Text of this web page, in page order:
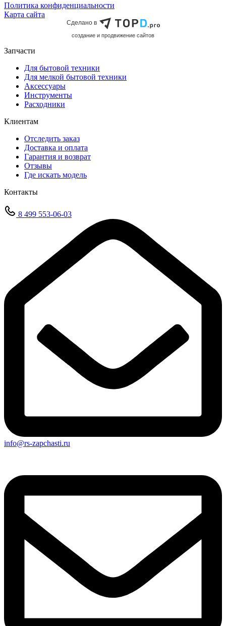
Политика конфиденциальности
Карта сайта
Сделано в
cоздание и продвижение сайтов
Запчасти
Для бытовой техники
Для мелкой бытовой техники
Аксессуары
Инструменты
Расходники
Клиентам
Отследить заказ
Доставка и оплата
Гарантия и возврат
Отзывы
Где искать модель
Контакты
8 499 553-06-03
info@rs-zapchasti.ru